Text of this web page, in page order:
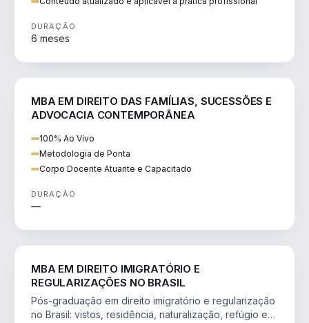
DURAÇÃO
6 meses
MBA EM DIREITO DAS FAMÍLIAS, SUCESSÕES E
ADVOCACIA CONTEMPORÂNEA
100% Ao Vivo
Metodologia de Ponta
Corpo Docente Atuante e Capacitado
DURAÇÃO
—
MBA EM DIREITO IMIGRATÓRIO E
REGULARIZAÇÕES NO BRASIL
Pós-graduação em direito imigratório e regularização
no Brasil: vistos, residência, naturalização, refúgio e